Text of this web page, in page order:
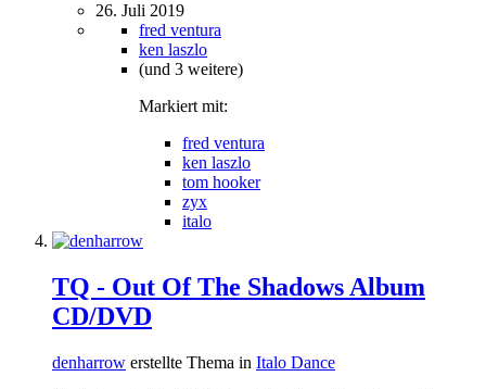
26. Juli 2019
fred ventura
ken laszlo
(und 3 weitere)
Markiert mit:
fred ventura
ken laszlo
tom hooker
zyx
italo
TQ - Out Of The Shadows Album
CD/DVD
denharrow erstellte Thema in Italo Dance